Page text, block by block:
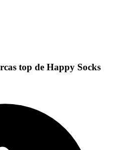
top de Happy Socks